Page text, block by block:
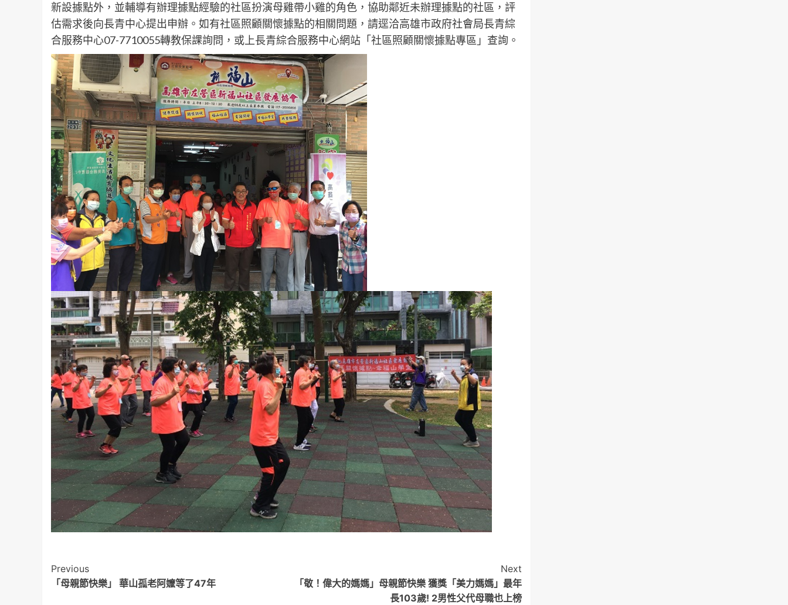
新設據點外，並輔導有辦理據點經驗的社區扮演母雞帶小雞的角色，協助鄰近未辦理據點的社區，評
估需求後向長青中心提出申辦。如有社區照顧關懷據點的相關問題，請逕洽高雄市政府社會局長青綜
合服務中心07-7710055轉教保課詢問，或上長青綜合服務中心網站「社區照顧關懷據點專區」查詢。
Post
Navigation
Previous
「母親節快樂」 華山孤老阿嬤等了47年
Next
「敬！偉大的媽媽」母親節快樂 獲獎「美力媽媽」最年
長103歲! 2男性父代母職也上榜